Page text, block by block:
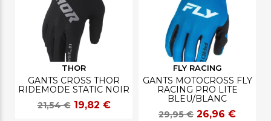
THOR
GANTS CROSS THOR
RIDEMODE STATIC NOIR
21,54 € 19,82 €
FLY RACING
GANTS MOTOCROSS FLY
RACING PRO LITE
BLEU/BLANC
29,95 € 26,96 €